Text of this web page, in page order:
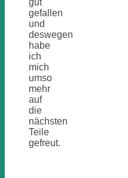
gut
gefallen
und
deswegen
habe
ich
mich
umso
mehr
auf
die
nächsten
Teile
gefreut.